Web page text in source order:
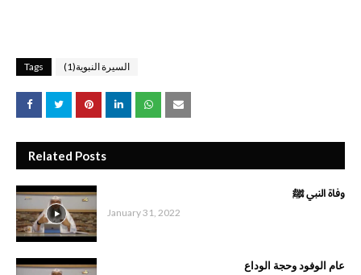
Tags السيرة النبوية(1)
Related Posts
وفاة النبي ﷺ
January 31, 2022
عام الوفود وحجة الوداع